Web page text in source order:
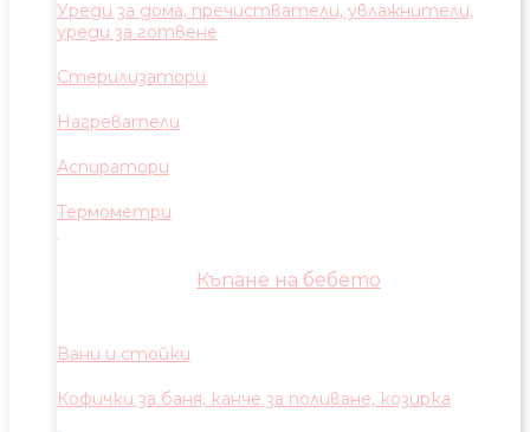
Уреди за дома, пречистватели, увлажнители,
уреди за готвене
Стерилизатори
Нагреватели
Аспиратори
Термометри
Къпане на бебето
Вани и стойки
Кофички за баня, канче за поливане, козирка